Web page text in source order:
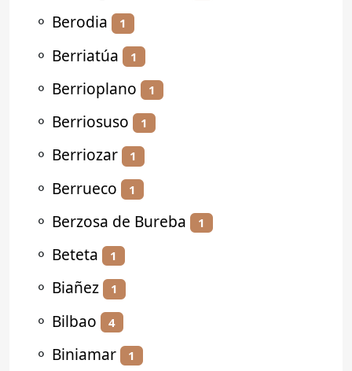
⚬ Berodia 1
⚬ Berriatúa 1
⚬ Berrioplano 1
⚬ Berriosuso 1
⚬ Berriozar 1
⚬ Berrueco 1
⚬ Berzosa de Bureba 1
⚬ Beteta 1
⚬ Biañez 1
⚬ Bilbao 4
⚬ Biniamar 1